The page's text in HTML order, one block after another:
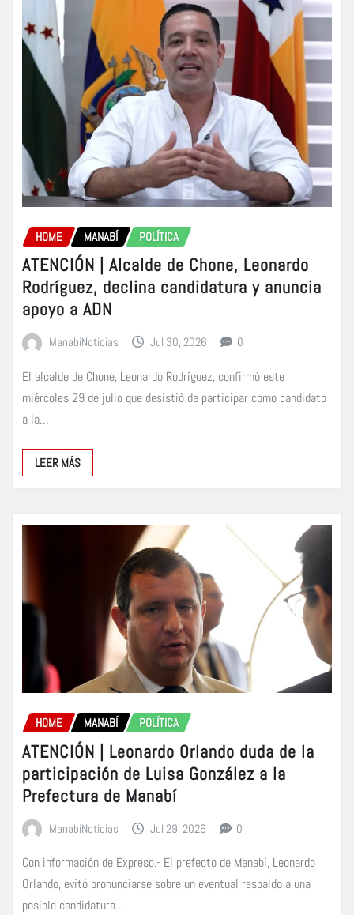
HOME MANABÍ POLÍTICA
ATENCIÓN | Alcalde de Chone, Leonardo
Rodríguez, declina candidatura y anuncia
apoyo a ADN
ManabiNoticias Jul 30, 2026 0
El alcalde de Chone, Leonardo Rodríguez, confirmó este
miércoles 29 de julio que desistió de participar como candidato
a la…
LEER MÁS
HOME MANABÍ POLÍTICA
ATENCIÓN | Leonardo Orlando duda de la
participación de Luisa González a la
Prefectura de Manabí
ManabiNoticias Jul 29, 2026 0
Con información de Expreso.- El prefecto de Manabí, Leonardo
Orlando, evitó pronunciarse sobre un eventual respaldo a una
posible candidatura…